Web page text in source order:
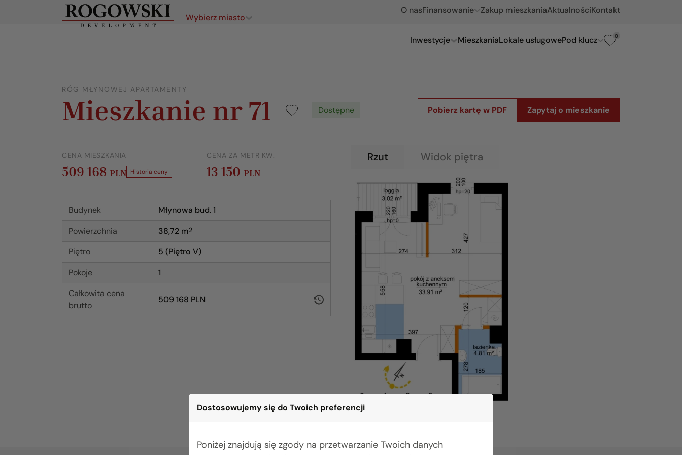
Dostosowujemy się do Twoich preferencji
Poniżej znajdują się zgody na przetwarzanie Twoich danych
O nasFinansowanie Zakup mieszkaniaAktualnościKontakt
Wybierz miasto
Inwestycje MieszkaniaLokale usługowePod klucz 0
RÓG MŁYNOWEJ APARTAMENTY
Mieszkanie nr 71 Dostępne Pobierz kartę w PDF Zapytaj o mieszkanie
CENA MIESZKANIA
509 168 PLN Historia ceny
CENA ZA METR KW.
13 150 PLN
Budynek
Młynowa bud. 1
Powierzchnia
38,72 m2
Piętro
5 (Piętro V)
Pokoje
1
Całkowita cena
brutto
509 168 PLN
Rzut Widok piętra